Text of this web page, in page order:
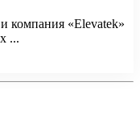
компания «Elevatek»
...